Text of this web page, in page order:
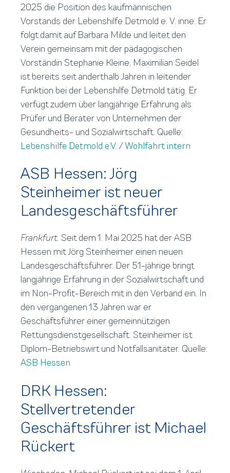
2025 die Position des kaufmännischen
Vorstands der Lebenshilfe Detmold e. V. inne. Er
folgt damit auf Barbara Milde und leitet den
Verein gemeinsam mit der pädagogischen
Vorständin Stephanie Kleine. Maximilian Seidel
ist bereits seit anderthalb Jahren in leitender
Funktion bei der Lebenshilfe Detmold tätig. Er
verfügt zudem über langjährige Erfahrung als
Prüfer und Berater von Unternehmen der
Gesundheits- und Sozialwirtschaft. Quelle:
Lebenshilfe Detmold e.V. /Wohlfahrt intern
ASB Hessen: Jörg
Steinheimer ist neuer
Landesgeschäftsführer
Frankfurt. Seit dem 1. Mai 2025 hat der ASB
Hessen mit Jörg Steinheimer einen neuen
Landesgeschäftsführer. Der 51-jährige bringt
langjährige Erfahrung in der Sozialwirtschaft und
im Non-Profit-Bereich mit in den Verband ein. In
den vergangenen 13 Jahren war er
Geschäftsführer einer gemeinnützigen
Rettungsdienstgesellschaft. Steinheimer ist
Diplom-Betriebswirt und Notfallsanitäter. Quelle:
ASB Hessen
DRK Hessen:
Stellvertretender
Geschäftsführer ist Michael
Rückert